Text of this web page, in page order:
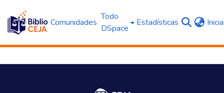
Comunidades
Todo
DSpace
Estadísticas